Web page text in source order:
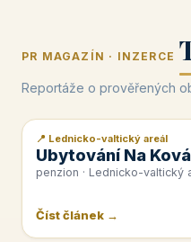
PR MAGAZÍN · INZERCE
Reportáže o prověřených
📰 PR článek
📍 Lednicko-valtický areál
Ubytování Na
penzion · Lednicko-valtický
Číst článek →